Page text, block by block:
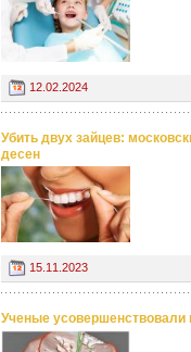
12.02.2024
Убить двух зайцев:
десен
15.11.2023
Ученые